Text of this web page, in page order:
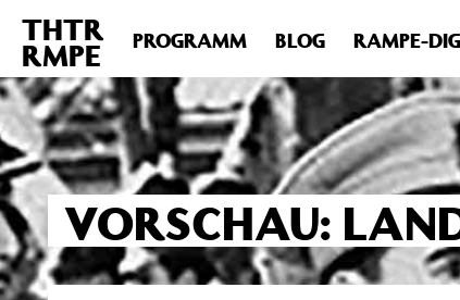
Deprecated : Die Funktion post_permalink ist seit Version
includes/functions.phpon line6031
THTR
RMPE PROGRAMM BLOG RAMPE-
VORSCHAU: